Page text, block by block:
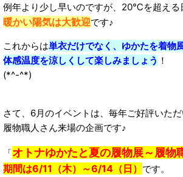
例年より少し早いのですが、20℃を超える
暖かい陽気は大歓迎です♪
これからは単衣だけでなく、ゆかたを着物
体感温度を涼しくして楽しみましょう ！
(*^-^*)
さて、6月のイベントは、毎年ご好評いた
履物職人さん来場の企画です♪
「オトナゆかたと夏の履物展～履物
期間は6/11（木）～6/14（日） です。